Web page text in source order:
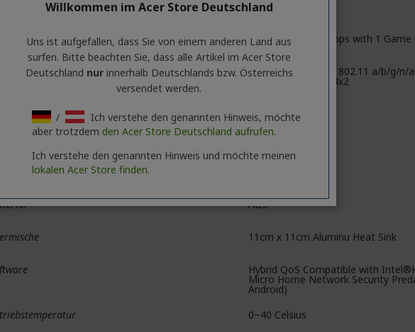
4GB eMMc
1 x 2.5Gbps 4 x 1Gbps with 1
Fi-Adapter Wi-Fi 6E, MT7915A 802.11 a/b/g/n/
GHz MU-MIMO 2x4x2
USB 3.0 Type A
Aufrüstung
ABS
11cm x 11cm Aluminu Heat Sink
Hybrid QoS Compatible with
Micro Home Network Security
Android)
0~40 Celsius
Willkommen im Acer Store Deutschland
Uns ist aufgefallen, dass Sie von einem anderen Land aus
surfen. Bitte beachten Sie, dass alle Artikel im Acer Store
Deutschland nurinnerhalb Deutschlands bzw. Österreichs
versendet werden.
/
Ich verstehe den genannten Hinweis, möchte
aber trotzdem den Acer Store Deutschland aufrufen.
Ich verstehe den genannten Hinweis und möchte meinen
lokalen Acer Store finden.